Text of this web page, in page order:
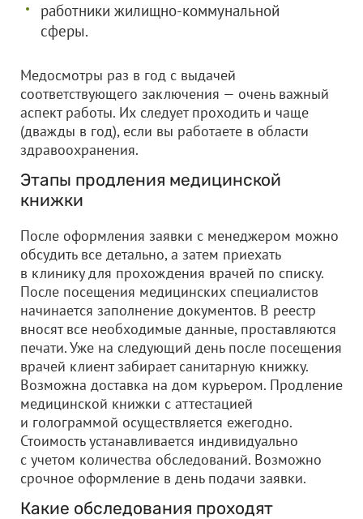
работники жилищно-коммунальной
сферы.
Медосмотры раз в год с выдачей
соответствующего заключения — очень важный
аспект работы. Их следует проходить и чаще
(дважды в год), если вы работаете в области
здравоохранения.
Этапы продления медицинской
книжки
После оформления заявки с менеджером можно
обсудить все детально, а затем приехать
в клинику для прохождения врачей по списку.
После посещения медицинских специалистов
начинается заполнение документов. В реестр
вносят все необходимые данные, проставляются
печати. Уже на следующий день после посещения
врачей клиент забирает санитарную книжку.
Возможна доставка на дом курьером. Продление
медицинской книжки с аттестацией
и голограммой осуществляется ежегодно.
Стоимость устанавливается индивидуально
с учетом количества обследований. Возможно
срочное оформление в день подачи заявки.
Какие обследования проходят